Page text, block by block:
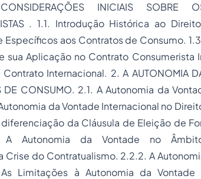
INICIAIS SOBRE
. 1.1. Introdução Histórica ao
Específicos aos Contratos de Consumo.
sua Aplicação no Contrato Consumerista
Internacional. 2. A AUTONOMIA
DE CONSUMO. 2.1. A Autonomia da
da Vontade Internacional no
da Cláusula de Eleição de
Autonomia da Vontade no
Crise do Contratualismo. 2.2.2. A
Limitações à Autonomia da